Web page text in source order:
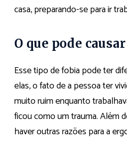
casa, preparando-se para ir
O que pode
Esse tipo de fobia pode ter
elas, o fato de a pessoa ter
muito ruim enquanto
ficou como um trauma. Além
haver outras razões para a